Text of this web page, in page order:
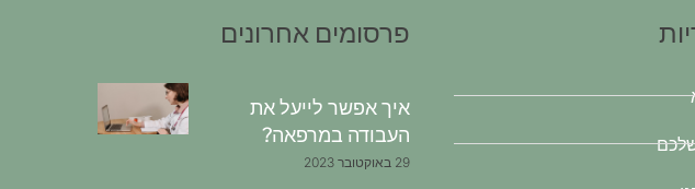
פרסומים אחרונים
איך אפשר לייעל את
העבודה במרפאה?
29 באוקטובר 2023